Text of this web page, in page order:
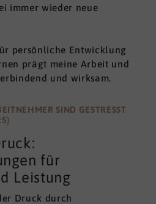
immer wieder neue
persönliche Entwicklung
prägt meine Arbeit und
und wirksam.
SIND GESTRESST
für
Leistung
Druck durch